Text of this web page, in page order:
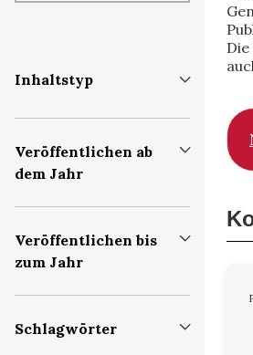
Inhaltstyp
Veröffentlichen ab
dem Jahr
Veröffentlichen bis
zum Jahr
Schlagwörter